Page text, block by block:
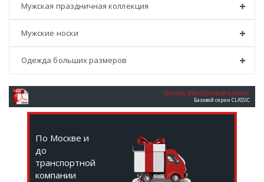
Мужская праздничная коллекция
Мужские носки
Одежда больших размеров
СКАЧАТЬ ЭЛЕКТРОННЫЙ КАТАЛОГ
Базовой серии CLASSIC
По Москве и
до
транспортной
компании